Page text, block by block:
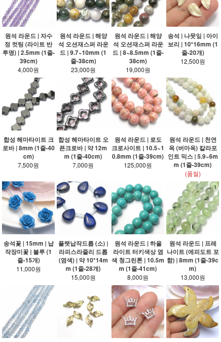
원석 라운드 | 자수
정 컷팅 (라이트 반
투명) | 2.5mm (1줄-
39cm)
4,000원
원석 라운드 | 해양
석 오션재스퍼 라운
드 | 9.7~10mm (1
줄-38cm)
23,000원
원석 라운드 | 해양
석 오션재스퍼 라운
드 | 8~8.5mm (1줄-
38cm)
19,000원
송석 | 나뭇잎 | 아이
보리 | 10*16mm (1
줄-20개)
12,500원
합성 헤마타이트 크
로바 | 8mm (1줄-40
cm)
7,500원
합성 헤마타이트 오
픈크로바 | 약 12m
m (1줄-40cm)
7,000원
원석 라운드 | 로도
크로사이트 | 10.5~1
0.8mm (1줄-39cm)
125,000원
원석 라운드 | 천연
옥 (버마옥) 칼라포
인트 믹스 | 5.9~6m
m (1줄-39cm)
(품절)
송석꽃 | 15mm | 납
작장미꽃 | 블루 (1
줄-15개)
11,000원
플랫납작드롭 (소) |
라피스라줄리 드롭
(염색) | 약 10*14m
m (1줄-28개)
15,000원
원석 라운드 | 하울
라이트 터키색상 염
색 청그린톤 | 10.5m
m (1줄-41cm)
8,000원
원석 라운드 | 프레
나이트 (에피도트 포
함) | 8mm (1줄-39c
m)
13,000원